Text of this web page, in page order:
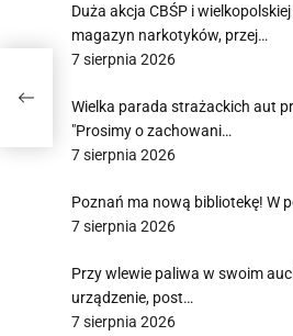
Duża akcja CBŚP i
magazyn narkotyków, przej…
7 sierpnia 2026
Wielka parada strażackich aut
"Prosimy o zachowani…
7 sierpnia 2026
Poznań ma nową bibliotekę! W
7 sierpnia 2026
Przy wlewie paliwa w swoim
urządzenie, post…
7 sierpnia 2026